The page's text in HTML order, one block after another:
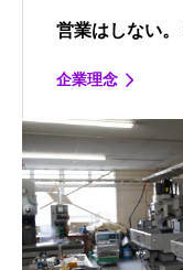
営業はしない。
企業理念